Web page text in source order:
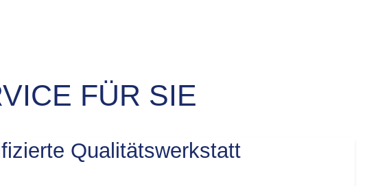
FÜR SIE
Qualitätswerkstatt